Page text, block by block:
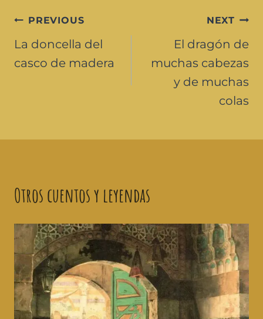
PREVIOUS
La doncella del
casco de madera
NEXT
El dragón de
muchas cabezas
y de muchas
colas
Otros cuentos y leyendas